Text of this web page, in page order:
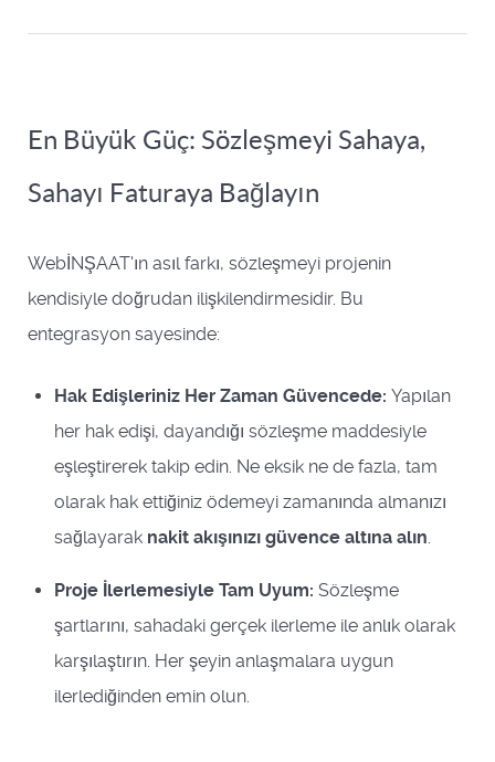
En Büyük Güç: Sözleşmeyi Sahaya,
Sahayı Faturaya Bağlayın
WebİNŞAAT'ın asıl farkı, sözleşmeyi projenin
kendisiyle doğrudan ilişkilendirmesidir. Bu
entegrasyon sayesinde:
Hak Edişleriniz Her Zaman Güvencede: Yapılan
her hak edişi, dayandığı sözleşme maddesiyle
eşleştirerek takip edin. Ne eksik ne de fazla, tam
olarak hak ettiğiniz ödemeyi zamanında almanızı
sağlayarak nakit akışınızı güvence altına alın.
Proje İlerlemesiyle Tam Uyum: Sözleşme
şartlarını, sahadaki gerçek ilerleme ile anlık olarak
karşılaştırın. Her şeyin anlaşmalara uygun
ilerlediğinden emin olun.